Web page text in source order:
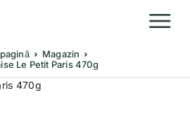
Magazin
Le Petit Paris 470g